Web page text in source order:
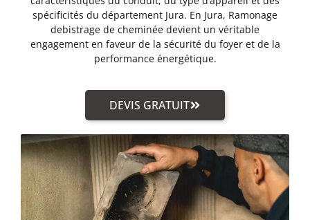
spécificités du département Jura. En Jura, Ramonage
debistrage de cheminée devient un véritable
engagement en faveur de la sécurité du foyer et de la
performance énergétique.
DEVIS GRATUIT